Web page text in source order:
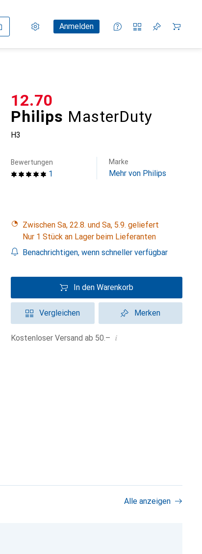
Einstellungen
KundenkontoAnmelden
Vergleichslisten
Merklisten
Warenkorb
Philips MasterDuty
H3
CHF
12.70
1
Bewertungen Marke
Mehr von Philips
Zwischen Sa, 22.8. und Sa, 5.9. geliefert
Nur 1 Stück an Lager beim Lieferanten
Benachrichtigen, wenn schneller verfügbar
In den Warenkorb
Vergleichen Merken
Kostenloser Versand ab 50.– i
Alle anzeigen